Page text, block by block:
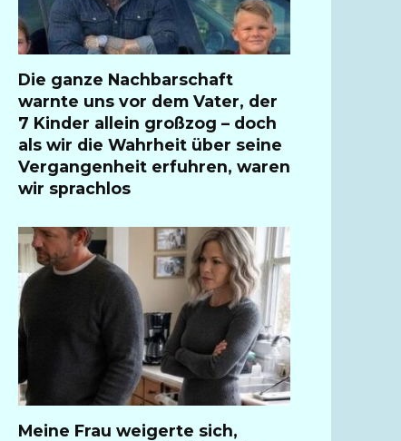
Die ganze Nachbarschaft
warnte uns vor dem Vater, der
7 Kinder allein großzog – doch
als wir die Wahrheit über seine
Vergangenheit erfuhren, waren
wir sprachlos
Meine Frau weigerte sich,